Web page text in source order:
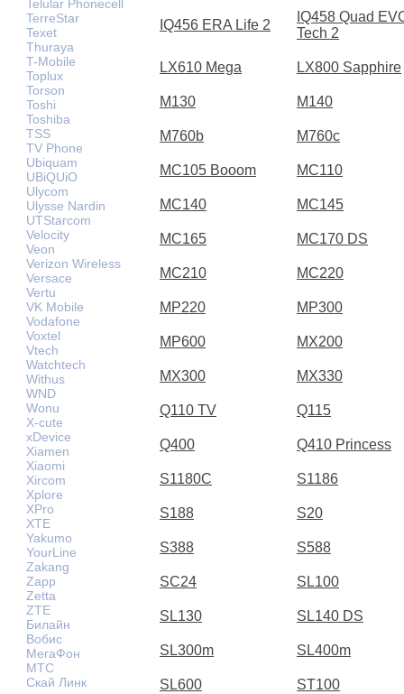
Telular Phonecell
TerreStar
Texet
Thuraya
T-Mobile
Toplux
Torson
Toshi
Toshiba
TSS
TV Phone
Ubiquam
UBiQUiO
Ulycom
Ulysse Nardin
UTStarcom
Velocity
Veon
Verizon Wireless
Versace
Vertu
VK Mobile
Vodafone
Voxtel
Vtech
Watchtech
Withus
WND
Wonu
X-cute
xDevice
Xiamen
Xiaomi
Xircom
Xplore
XPro
XTE
Yakumo
YourLine
Zakang
Zapp
Zetta
ZTE
Билайн
Вобис
МегаФон
МТС
Скай Линк
IQ456 ERA Life 2
IQ458 Quad
Tech 2
LX610 Mega LX800 Sapphire
M130 M140
M760b M760c
MC105 Booom MC110
MC140 MC145
MC165 MC170 DS
MC210 MC220
MP220 MP300
MP600 MX200
MX300 MX330
Q110 TV Q115
Q400 Q410 Princess
S1180C S1186
S188 S20
S388 S588
SC24 SL100
SL130 SL140 DS
SL300m SL400m
SL600 ST100